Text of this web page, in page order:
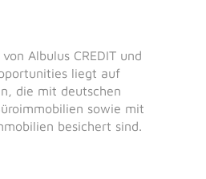
Albulus CREDIT und
liegt auf
die mit deutschen
sowie mit
besichert sind.